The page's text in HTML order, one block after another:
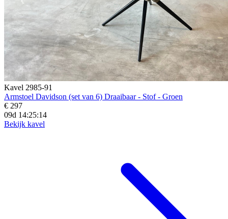
Kavel 2985-91
Armstoel Davidson (set van 6) Draaibaar - Stof - Groen
€ 297
09d 14:25:13
Bekijk kavel